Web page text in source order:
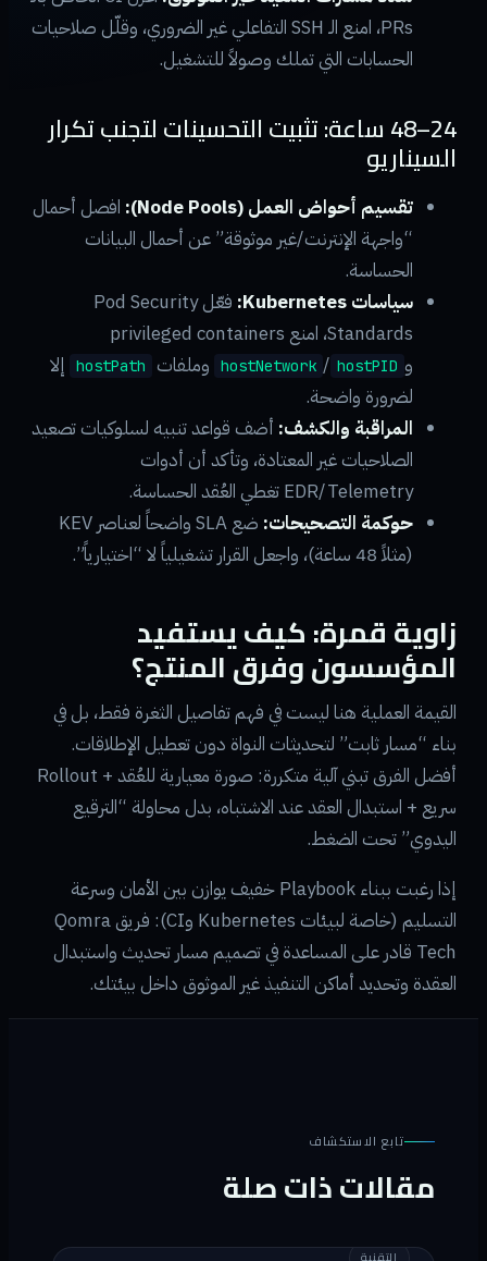
PRs، امنع الـ SSH التفاعلي غير الضروري، وقلّل صلاحيات
الحسابات التي تملك وصولاً للتشغيل.
24–48 ساعة: تثبيت التحسينات لتجنب تكرار
السيناريو
تقسيم أحواض العمل (Node Pools):
افصل أحمال
“واجهة الإنترنت/غير موثوقة” عن أحمال البيانات
الحساسة.
سياسات Kubernetes:
فعّل Pod Security
Standards، امنع privileged containers
و
hostNetwork / hostPID وملفات hostPath
إلا
لضرورة واضحة.
المراقبة والكشف: أضف قواعد تنبيه لسلوكيات تصعيد
الصلاحيات غير المعتادة، وتأكد أن أدوات
EDR/Telemetry تغطي العُقد الحساسة.
حوكمة التصحيحات:
ضع SLA واضحاً لعناصر KEV
(مثلاً 48 ساعة)، واجعل القرار تشغيلياً لا “اختيارياً”.
زاوية قمرة: كيف يستفيد
المؤسسون وفرق المنتج؟
القيمة العملية هنا ليست في فهم تفاصيل الثغرة فقط، بل في
بناء “مسار ثابت” لتحديثات النواة دون تعطيل الإطلاقات.
أفضل الفرق تبني آلية متكررة: صورة معيارية للعُقد + Rollout
سريع + استبدال العقد عند الاشتباه، بدل محاولة “الترقيع
اليدوي” تحت الضغط.
إذا رغبت ببناء Playbook خفيف يوازن بين الأمان وسرعة
التسليم (خاصة لبيئات Kubernetes وCI): فريق Qomra
Tech قادر على المساعدة في تصميم مسار تحديث واستبدال
العقدة وتحديد أماكن التنفيذ غير الموثوق داخل بيئتك.
تابع الاستكشاف
مقالات ذات صلة